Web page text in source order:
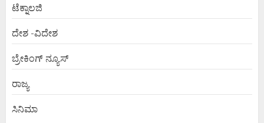
ಟೆಕ್ನಾಲಜಿ
ದೇಶ -ವಿದೇಶ
ಬ್ರೇಕಿಂಗ್ ನ್ಯೂಸ್
ರಾಜ್ಯ
ಸಿನಿಮಾ